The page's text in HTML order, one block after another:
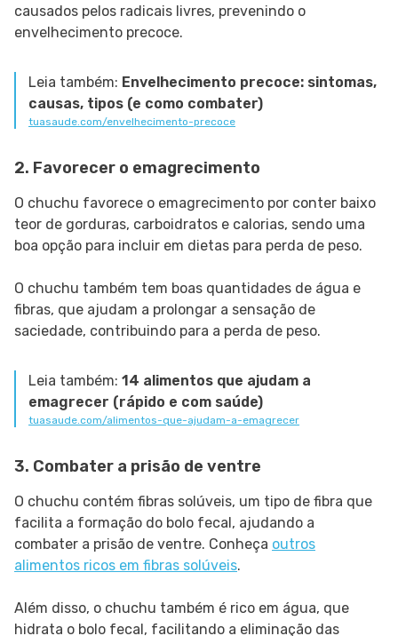
causados pelos radicais livres, prevenindo o
envelhecimento precoce.
Leia também: Envelhecimento precoce: sintomas,
causas, tipos (e como combater)
tuasaude.com/envelhecimento-precoce
2. Favorecer o emagrecimento
O chuchu favorece o emagrecimento por conter baixo
teor de gorduras, carboidratos e calorias, sendo uma
boa opção para incluir em dietas para perda de peso.
O chuchu também tem boas quantidades de água e
fibras, que ajudam a prolongar a sensação de
saciedade, contribuindo para a perda de peso.
Leia também: 14 alimentos que ajudam a
emagrecer (rápido e com saúde)
tuasaude.com/alimentos-que-ajudam-a-emagrecer
3. Combater a prisão de ventre
O chuchu contém fibras solúveis, um tipo de fibra que
facilita a formação do bolo fecal, ajudando a
combater a prisão de ventre. Conheça outros
alimentos ricos em fibras solúveis.
Além disso, o chuchu também é rico em água, que
hidrata o bolo fecal, facilitando a eliminação das